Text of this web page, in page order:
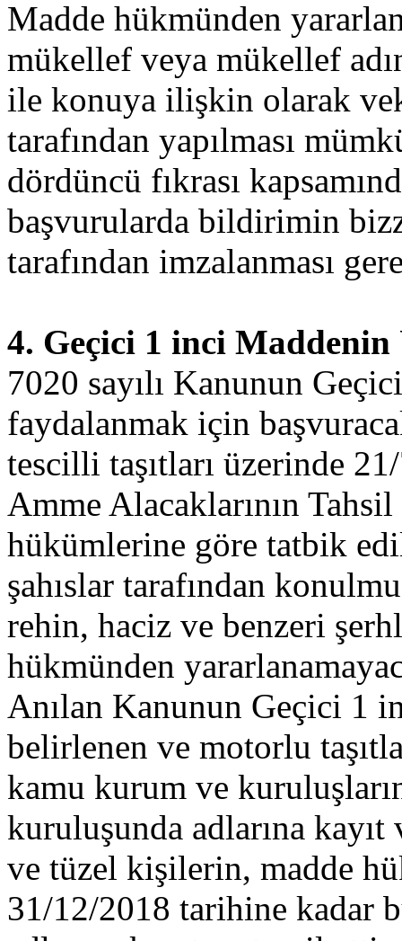
Madde hükmünden
mükellef veya mükellef
ile konuya ilişkin olarak
tarafından yapılması
dördüncü fıkrası
başvurularda bildirimin
tarafından imzalanması
4. Geçici 1 inci Maddenin
7020 sayılı Kanunun
faydalanmak için
tescilli taşıtları üzerinde
Amme Alacaklarının
hükümlerine göre tatbik
şahıslar tarafından
rehin, haciz ve benzeri
hükmünden
Anılan Kanunun Geçici 1
belirlenen ve motorlu
kamu kurum ve
kuruluşunda adlarına
ve tüzel kişilerin, madde
31/12/2018 tarihine kadar